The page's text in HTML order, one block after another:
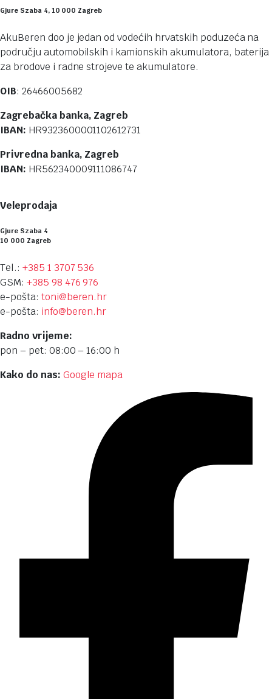
Gjure Szaba 4, 10 000 Zagreb
AkuBeren doo je jedan od vodećih hrvatskih poduzeća na
području automobilskih i kamionskih akumulatora, baterija
za brodove i radne strojeve te akumulatore.
OIB: 26466005682
Zagrebačka banka, Zagreb
IBAN: HR9323600001102612731
Privredna banka, Zagreb
IBAN: HR562340009111086747
Veleprodaja
Gjure Szaba 4
10 000 Zagreb
Tel.: +385 1 3707 536
GSM: +385 98 476 976
e-pošta: toni@beren.hr
e-pošta: info@beren.hr
Radno vrijeme:
pon – pet: 08:00 – 16:00 h
Kako do nas: Google mapa